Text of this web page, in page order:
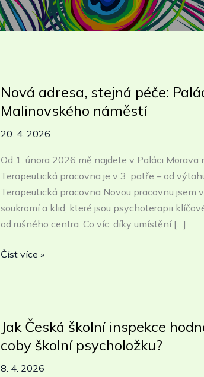
Nová adresa, stejná péče:
Malinovského náměstí
20. 4. 2026
Od 1. února 2026 mě najdete v Paláci
Terapeutická pracovna je v 3. patře – od
Terapeutická pracovna Novou pracovnu jsem
soukromí a klid, které jsou psychoterapii
od rušného centra. Co víc: díky umístění […]
Nová
Morava
na
Malinovského
Číst více »
Jak Česká školní inspekce
coby školní psycholožku?
8. 4. 2026